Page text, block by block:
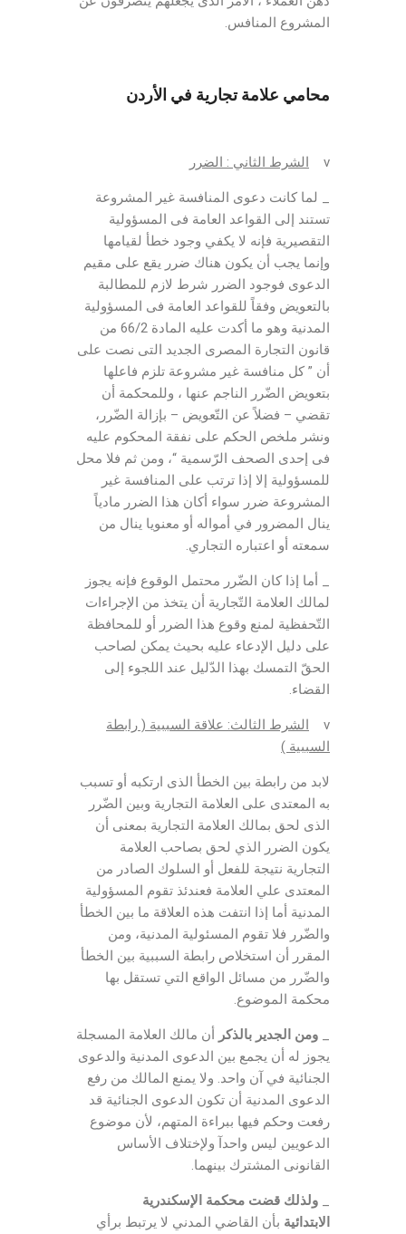
المشروع المنافس.
محامي علامة تجارية في الأردن
v الشرط الثاني : الضرر
_ لما كانت دعوى المنافسة غير المشروعة
تستند إلى القواعد العامة فى المسؤولية
التقصيرية فإنه لا يكفي وجود خطأ لقيامها
وإنما يجب أن يكون هناك ضرر يقع على مقيم
الدعوى فوجود الضرر شرط لازم للمطالبة
بالتعويض وفقاً للقواعد العامة فى المسؤولية
المدنية وهو ما أكدت عليه المادة 66/2 من
قانون التجارة المصرى الجديد التى نصت على
أن ” كل منافسة غير مشروعة تلزم فاعلها
بتعويض الضّرر الناجم عنها ، وللمحكمة أن
تقضي – فضلاً عن التّعويض – بإزالة الضّرر،
ونشر ملخص الحكم على نفقة المحكوم عليه
فى إحدى الصحف الرّسمية “، ومن ثم فلا محل
للمسؤولية إلا إذا ترتب على المنافسة غير
المشروعة ضرر سواء أكان هذا الضرر مادياً
ينال المضرور في أمواله أو معنويا ينال من
سمعته أو اعتباره التجاري.
_ أما إذا كان الضّرر محتمل الوقوع فإنه يجوز
لمالك العلامة التّجارية أن يتخذ من الإجراءات
التّحفظية لمنع وقوع هذا الضرر أو للمحافظة
على دليل الإدعاء عليه بحيث يمكن لصاحب
الحقّ التمسك بهذا الدّليل عند اللجوء إلى
القضاء.
v
الشرط الثالث: علاقة السببية ( رابطة
السببية )
لابد من رابطة بين الخطأ الذى ارتكبه أو تسبب
به المعتدى على العلامة التجارية وبين الضّرر
الذى لحق بمالك العلامة التجارية بمعنى أن
يكون الضرر الذي لحق بصاحب العلامة
التجارية نتيجة للفعل أو السلوك الصادر من
المعتدى علي العلامة فعندئذ تقوم المسؤولية
المدنية أما إذا انتفت هذه العلاقة ما بين الخطأ
والضّرر فلا تقوم المسئولية المدنية، ومن
المقرر أن استخلاص رابطة السببية بين الخطأ
والضّرر من مسائل الواقع التي تستقل بها
محكمة الموضوع.
ومن الجدير بالذكر أن مالك العلامة المسجلة
يجوز له أن يجمع بين الدعوى المدنية والدعوى
الجنائية في آن واحد. ولا يمنع المالك من رفع
الدعوى المدنية أن تكون الدعوى الجنائية قد
رفعت وحكم فيها ببراءة المتهم، لأن موضوع
الدعويين ليس واحدآ ولإختلاف الأساس
القانونى المشترك بينهما.
ولذلك قضت محكمة الإسكندرية
الابتدائية بأن القاضي المدني لا يرتبط برأي